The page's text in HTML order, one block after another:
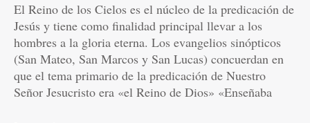
El Reino de los Cielos es el núcleo de la predicación de
Jesús y tiene como finalidad principal llevar a los
hombres a la gloria eterna. Los evangelios sinópticos
(San Mateo, San Marcos y San Lucas) concuerdan en
que el tema primario de la predicación de Nuestro
Señor Jesucristo era «el Reino de Dios» «Enseñaba